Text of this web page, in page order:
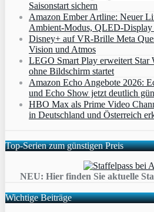
Saisonstart sichern
Amazon Ember Artline: Neuer
Ambient‑Modus,
Disney+ auf VR-Brille Meta
Vision und Atmos
LEGO Smart Play erweitert Star
ohne Bildschirm startet
Amazon Echo Angebote 2026:
und Echo Show jetzt deutlich
HBO Max als Prime Video
in Deutschland und Österreich
Top-Serien zum günstigen Preis
NEU: Hier finden Sie aktuelle
Wichtige Beiträge